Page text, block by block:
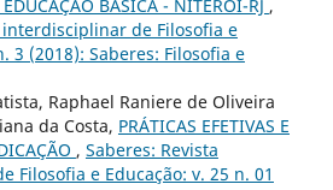
BÁSICA - NITERÓI-RJ ,
interdisciplinar de Filosofia e
3 (2018): Saberes: Filosofia e
Raphael Raniere de Oliveira
da Costa, PRÁTICAS EFETIVAS E
, Saberes: Revista
Filosofia e Educação: v. 25 n. 01